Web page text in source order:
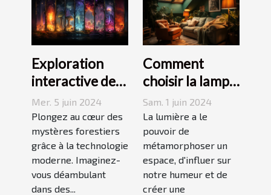
Exploration
interactive des
forêts
enchantées :
une guide
complète sur
les applications
mobiles qui
Mer. 5 juin 2024
Plongez au cœur des
mystères forestiers
grâce à la technologie
moderne. Imaginez-
vous déambulant
dans des...
Comment
choisir la lampe
de projection
idéale pour
créer une
ambiance
unique chez
vous
Sam. 1 juin 2024
La lumière a le
pouvoir de
métamorphoser un
espace, d'influer sur
notre humeur et de
créer une